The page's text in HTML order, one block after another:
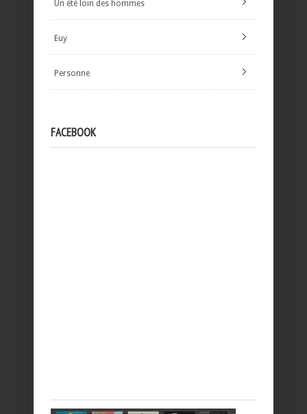
Un été loin des hommes
Euy
Personne
FACEBOOK